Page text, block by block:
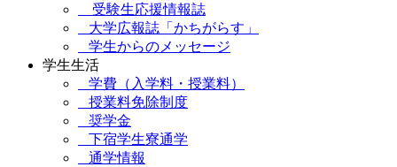
受験生応援情報誌
大学広報誌「かちがらす」
学生からのメッセージ
学生生活
学費（入学料・授業料）
授業料免除制度
奨学金
下宿学生寮通学
通学情報